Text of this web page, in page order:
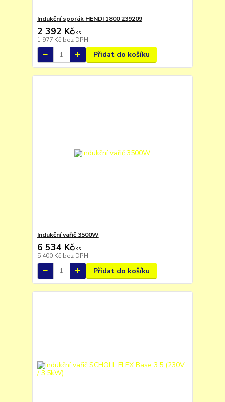
Indukční sporák HENDI 1800 239209
2 392 Kč/ks
1 977 Kč bez DPH
Přidat do košíku
Indukční vařič 3500W
6 534 Kč/ks
5 400 Kč bez DPH
Přidat do košíku